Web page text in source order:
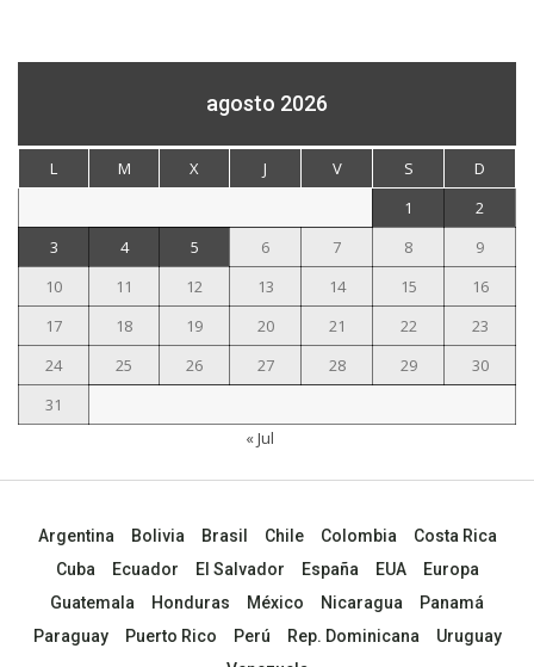
agosto 2026
L M X J V S
D
1
2
3
4 5 6 7 8
9
10
11 12 13 14 15
16
17
18 19 20 21 22
23
24
25 26 27 28 29
30
31
« Jul
Argentina Bolivia Brasil Chile Colombia
Costa Rica
Cuba
Ecuador El Salvador España EUA
Europa
Guatemala
Honduras México Nicaragua
Panamá
Paraguay
Puerto Rico Perú Rep. Dominicana
Uruguay